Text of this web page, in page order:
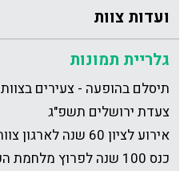
ועדות צוות
גלריית תמונות
תיסלם בהופעה - צעירים בצוות
צעדת ירושלים תשפ"ג
אירוע לציון 60 שנה לארגון צוות
כנס 100 שנה לפרוץ מלחמת העולם הראשונה